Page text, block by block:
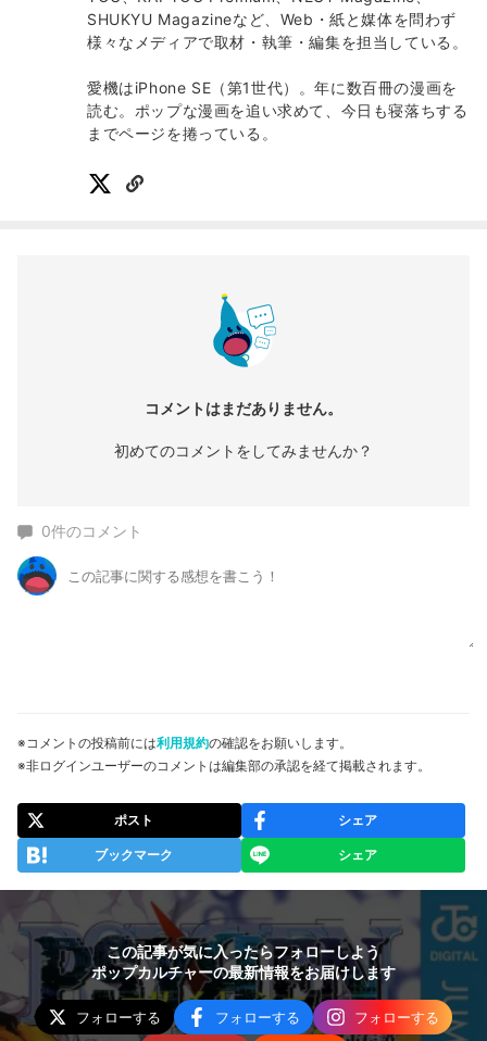
SHUKYU Magazineなど、Web・紙と媒体を問わず
様々なメディアで取材・執筆・編集を担当している。
愛機はiPhone SE（第1世代）。年に数百冊の漫画を
読む。ポップな漫画を追い求めて、今日も寝落ちする
までページを捲っている。
コメントはまだありません。
初めてのコメントをしてみませんか？
0件のコメント
※コメントの投稿前には利用規約の確認をお願いします。
※非ログインユーザーのコメントは編集部の承認を経て掲載されます。
ポスト シェア
ブックマーク シェア
この記事が気に入ったらフォローしよう
ポップカルチャーの最新情報をお届けします
フォローする フォローする
フォローする